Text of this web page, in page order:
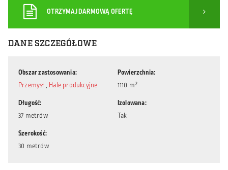
OTRZYMAJ DARMOWĄ OFERTĘ
DANE SZCZEGÓŁOWE
Obszar zastosowania
Przemysł , Hale produkcyjne
Długość
37 metrów
Szerokość
30 metrów
Powierzchnia
1110 m²
Izolowana
Tak